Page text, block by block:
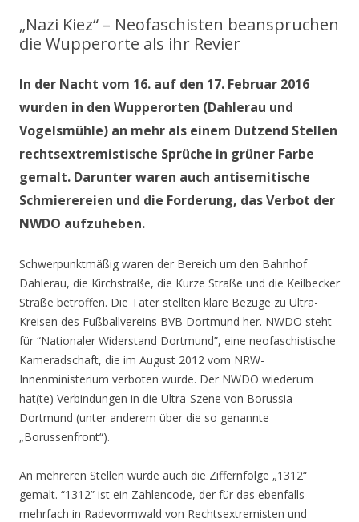
„Nazi Kiez“ – Neofaschisten beanspruchen
die Wupperorte als ihr Revier
In der Nacht vom 16. auf den 17. Februar 2016
wurden in den Wupperorten (Dahlerau und
Vogelsmühle) an mehr als einem Dutzend Stellen
rechtsextremistische Sprüche in grüner Farbe
gemalt. Darunter waren auch antisemitische
Schmierereien und die Forderung, das Verbot der
NWDO aufzuheben.
Schwerpunktmäßig waren der Bereich um den Bahnhof
Dahlerau, die Kirchstraße, die Kurze Straße und die Keilbecker
Straße betroffen. Die Täter stellten klare Bezüge zu Ultra-
Kreisen des Fußballvereins BVB Dortmund her. NWDO steht
für “Nationaler Widerstand Dortmund”, eine neofaschistische
Kameradschaft, die im August 2012 vom NRW-
Innenministerium verboten wurde. Der NWDO wiederum
hat(te) Verbindungen in die Ultra-Szene von Borussia
Dortmund (unter anderem über die so genannte
„Borussenfront“).
An mehreren Stellen wurde auch die Ziffernfolge „1312“
gemalt. “1312” ist ein Zahlencode, der für das ebenfalls
mehrfach in Radevormwald von Rechtsextremisten und